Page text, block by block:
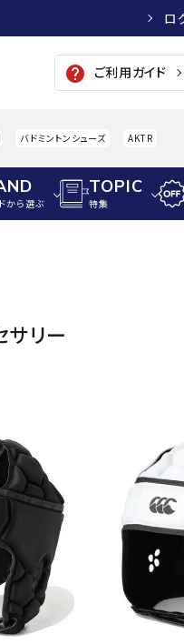
ロ
help ご利用ガイド
バドミントンシューズ AKTR
ースパイク
サンダル
ア
ーウェア
リカ商品
ル
ール
グ
軟
少年
ソ
野球
少
野球
ジ
ユニ
ジャケット・アウター
バックパック
トートバッグ
ショルダーバッグ
ボディー・ウエストバッグ
ダッフル・ボストンバッグ
から選ぶ
TOPIC
特集
サリー